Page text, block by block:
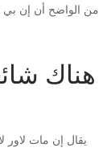
من الواضح أن إن بي
8. هناك
يقال إن مات لاور